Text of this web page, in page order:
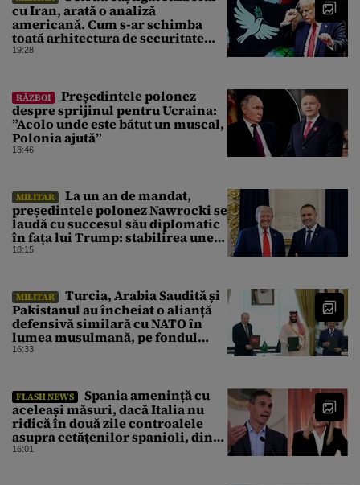
cu Iran, arată o analiză
americană. Cum s-ar schimba
toată arhitectura de securitate
din Orientul Mijlociu
19:28
RĂZBOI
Președintele polonez
despre sprijinul pentru Ucraina:
”Acolo unde este bătut un muscal,
Polonia ajută”
18:46
MILITAR
La un an de mandat,
președintele polonez Nawrocki se
laudă cu succesul său diplomatic
în fața lui Trump: stabilirea unei
prezențe americane permanente
18:15
MILITAR
Turcia, Arabia Saudită și
Pakistanul au încheiat o alianță
defensivă similară cu NATO în
lumea musulmană, pe fondul
conflictelor din Orientul Mijlociu
16:33
FLASH NEWS
Spania amenință cu
aceleași măsuri, dacă Italia nu
ridică în două zile controalele
asupra cetățenilor spanioli, din
cauza crizei migrației
16:01